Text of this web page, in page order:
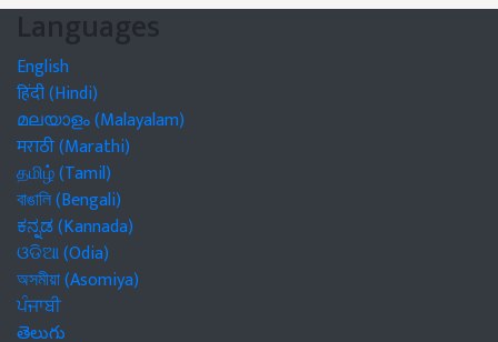
Languages
English
हिंदी (Hindi)
മലയാളം (Malayalam)
मराठी (Marathi)
தமிழ் (Tamil)
বাঙালি (Bengali)
ಕನ್ನಡ (Kannada)
ଓଡିଆ (Odia)
অসমীয়া (Asomiya)
ਪੰਜਾਬੀ
తెలుగు